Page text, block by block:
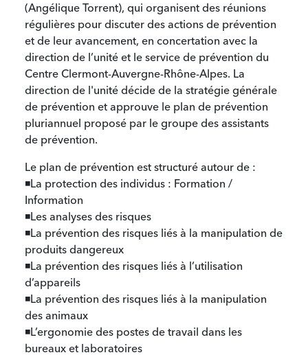
(Angélique Torrent), qui organisent des réunions
régulières pour discuter des actions de prévention
et de leur avancement, en concertation avec la
direction de l’unité et le service de prévention du
Centre Clermont-Auvergne-Rhône-Alpes. La
direction de l'unité décide de la stratégie générale
de prévention et approuve le plan de prévention
pluriannuel proposé par le groupe des assistants
de prévention.
Le plan de prévention est structuré autour de :
◾La protection des individus : Formation /
Information
◾Les analyses des risques
◾La prévention des risques liés à la manipulation de
produits dangereux
◾La prévention des risques liés à l’utilisation
d’appareils
◾La prévention des risques liés à la manipulation
des animaux
◾L’ergonomie des postes de travail dans les
bureaux et laboratoires